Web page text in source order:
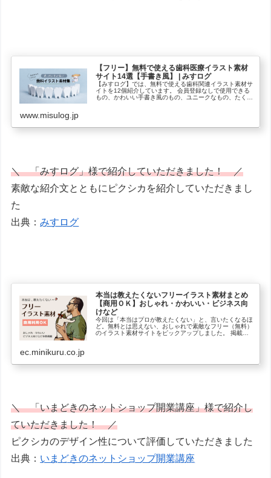
【フリー】無料で使える歯科医療イラスト素材
サイト14選【手書き風】 | みすログ
【みすログ】では、無料で使える歯科関連イラスト素材サ
イトを12個紹介しています。 会員登録なしで使用できる
もの、かわいい手書き風のもの、ユニークなもの、たくさ
www.misulog.jp
＼ 「みすログ」様で紹介していただきました！ ／
素敵な紹介文とともにピクシカを紹介していただきまし
た
出典：みすログ
本当は教えたくないフリーイラスト素材まとめ
【商用ＯＫ】おしゃれ・かわいい・ビジネス向
けなど
今回は「本当はプロが教えたくない」と、言いたくなるほ
ど。無料とは思えない、おしゃれで素敵なフリー（無料）
のイラスト素材サイトをピックアップしました。 掲載し
ec.minikuru.co.jp
＼ 「いまどきのネットショップ開業講座」様で紹介し
ていただきました！ ／
ピクシカのデザイン性について評価していただきました
出典： いまどきのネットショップ開業講座